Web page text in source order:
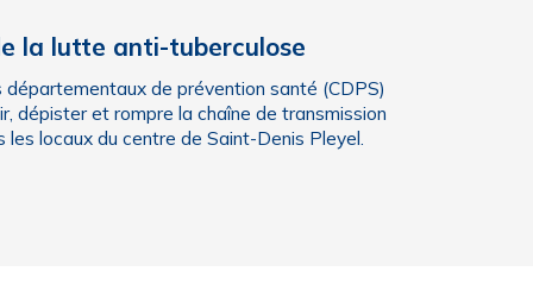
la lutte anti-tuberculose
départementaux de prévention santé (CDPS)
dépister et rompre la chaîne de transmission
locaux du centre de Saint-Denis Pleyel.